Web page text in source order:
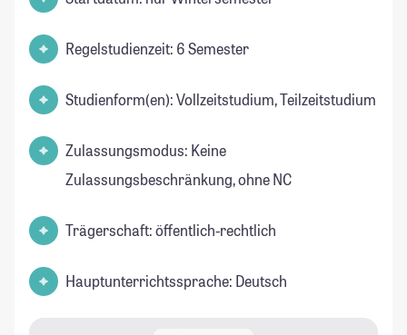
Regelstudienzeit: 6 Semester
Studienform(en): Vollzeitstudium, Teilzeitstudium
Zulassungsmodus: Keine
Zulassungsbeschränkung, ohne NC
Trägerschaft: öffentlich-rechtlich
Hauptunterrichtssprache: Deutsch